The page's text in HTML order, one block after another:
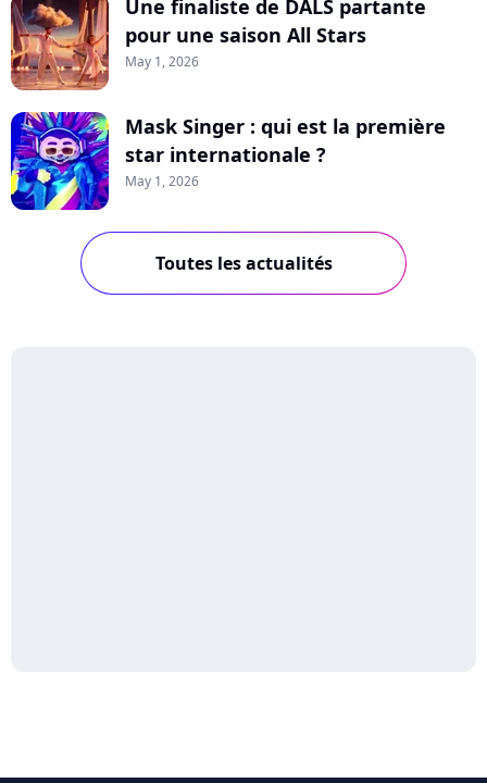
Une finaliste de DALS partante
pour une saison All Stars
May 1, 2026
Mask Singer : qui est la première
star internationale ?
May 1, 2026
Toutes les actualités